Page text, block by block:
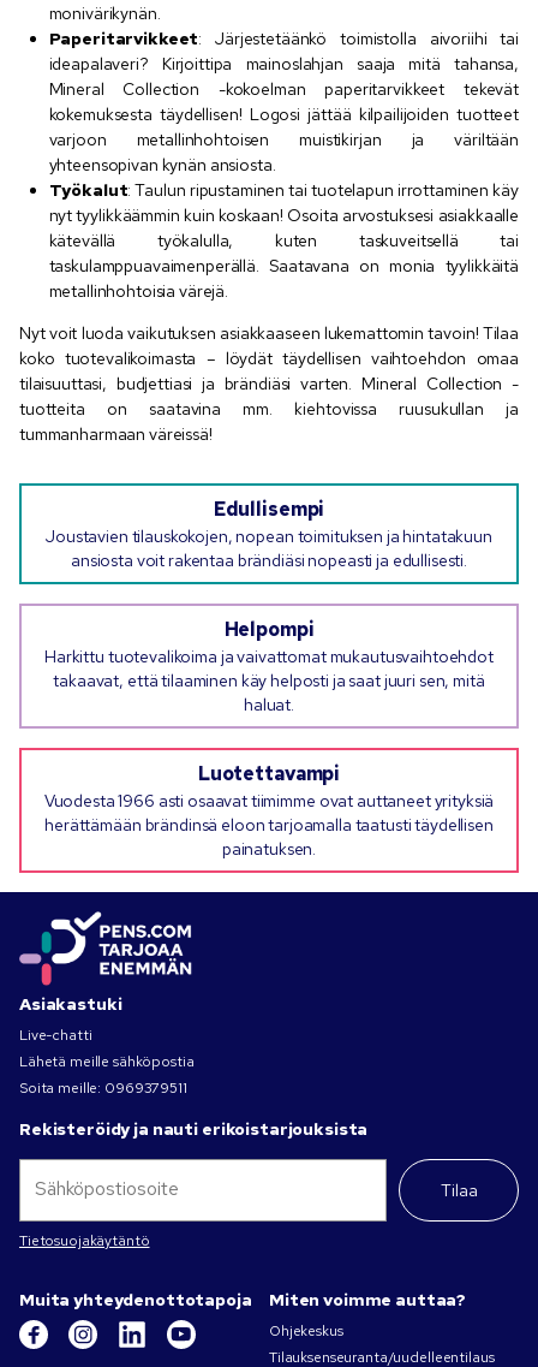
monivärikynän.
Paperitarvikkeet: Järjestetäänkö toimistolla aivoriihi tai
ideapalaveri? Kirjoittipa mainoslahjan saaja mitä tahansa,
Mineral Collection -kokoelman paperitarvikkeet tekevät
kokemuksesta täydellisen! Logosi jättää kilpailijoiden tuotteet
varjoon metallinhohtoisen muistikirjan ja väriltään
yhteensopivan kynän ansiosta.
Työkalut: Taulun ripustaminen tai tuotelapun irrottaminen käy
nyt tyylikkäämmin kuin koskaan! Osoita arvostuksesi asiakkaalle
kätevällä työkalulla, kuten taskuveitsellä tai
taskulamppuavaimenperällä. Saatavana on monia tyylikkäitä
metallinhohtoisia värejä.
Nyt voit luoda vaikutuksen asiakkaaseen lukemattomin tavoin! Tilaa
koko tuotevalikoimasta – löydät täydellisen vaihtoehdon omaa
tilaisuuttasi, budjettiasi ja brändiäsi varten. Mineral Collection -
tuotteita on saatavina mm. kiehtovissa ruusukullan ja
tummanharmaan väreissä!
Edullisempi
Joustavien tilauskokojen, nopean toimituksen ja hintatakuun
ansiosta voit rakentaa brändiäsi nopeasti ja edullisesti.
Helpompi
Harkittu tuotevalikoima ja vaivattomat mukautusvaihtoehdot
takaavat, että tilaaminen käy helposti ja saat juuri sen, mitä
haluat.
Luotettavampi
Vuodesta 1966 asti osaavat tiimimme ovat auttaneet yrityksiä
herättämään brändinsä eloon tarjoamalla taatusti täydellisen
painatuksen.
Asiakastuki
Live-chatti
Lähetä meille sähköpostia
Soita meille: 0969379511
Rekisteröidy ja nauti erikoistarjouksista
Tilaa
Tietosuojakäytäntö
Muita yhteydenottotapoja Miten voimme auttaa?
Ohjekeskus
Tilauksenseuranta/uudelleentilaus